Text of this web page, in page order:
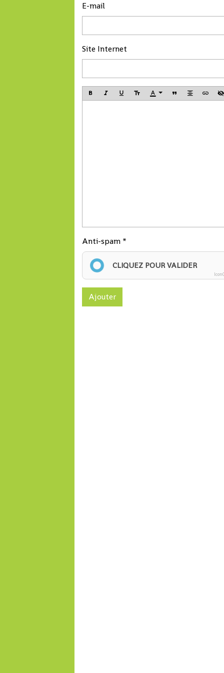
compétitivité du
a déclaré Madame
générale de
Terminal.
E-mail
Site Internet
Anti-spam
CLIQUEZ POUR VALIDER
Ajouter